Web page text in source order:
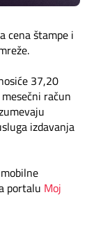
cena štampe i
37,20
račun
izdavanja
portalu Moj